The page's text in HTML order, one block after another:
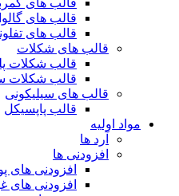
قالب های
قالب های
قالب های شکلات
قالب شکلات
قالب شکلات
قالب های سیلیکونی
قالب پاپسیکل
مواد اولیه
آرد ها
افزودنی ها
افزودنی های
افزودنی های